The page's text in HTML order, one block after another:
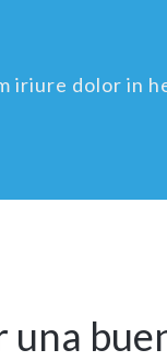
iriure dolor in
una